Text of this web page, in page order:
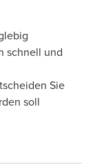
schnell und
Sie
soll